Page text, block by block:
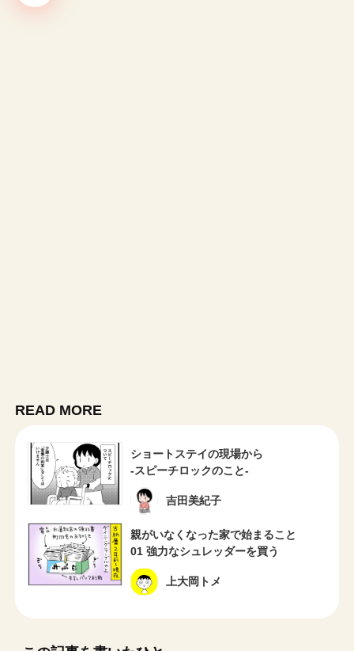
READ MORE
ショートステイの現場から
-スピーチロックのこと-
吉田美紀子
親がいなくなった家で始まること
01 強力なシュレッダーを買う
上大岡トメ